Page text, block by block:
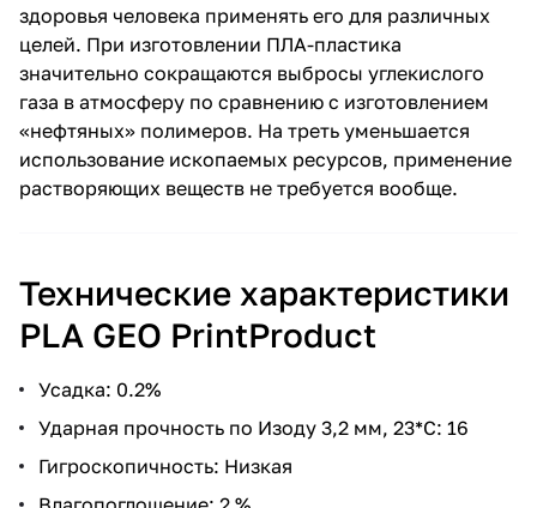
здоровья человека применять его для различных
целей. При изготовлении ПЛА-пластика
значительно сокращаются выбросы углекислого
газа в атмосферу по сравнению с изготовлением
«нефтяных» полимеров. На треть уменьшается
использование ископаемых ресурсов, применение
растворяющих веществ не требуется вообще.
Технические характеристики
PLA GEO PrintProduct
Усадка: 0.2%
Ударная прочность по Изоду 3,2 мм, 23*С: 16
Гигроскопичность: Низкая